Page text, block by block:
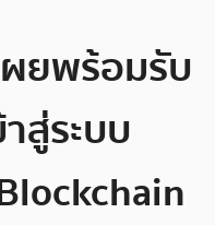
ยพร้อมรับ
สู่ระบบ